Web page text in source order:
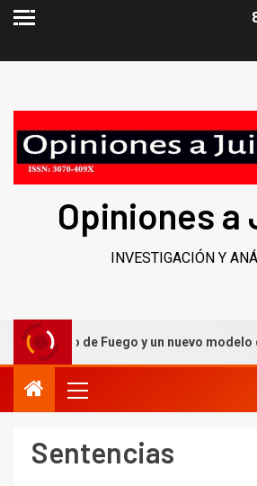
Opiniones a
INVESTIGACIÓN Y
de Fuego y un nuevo modelo de
Sentencias